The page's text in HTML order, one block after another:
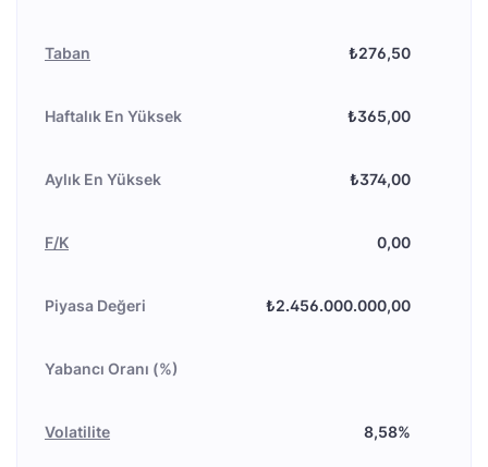
Taban ₺276,50
Haftalık En Yüksek ₺365,00
Aylık En Yüksek ₺374,00
F/K 0,00
Piyasa Değeri ₺2.456.000.000,00
Yabancı Oranı (%)
Volatilite 8,58%